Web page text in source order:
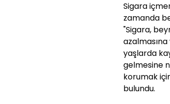
Sigara
zamanda
"Sigara,
yaşlarda
gelmesine
korumak
bulundu.